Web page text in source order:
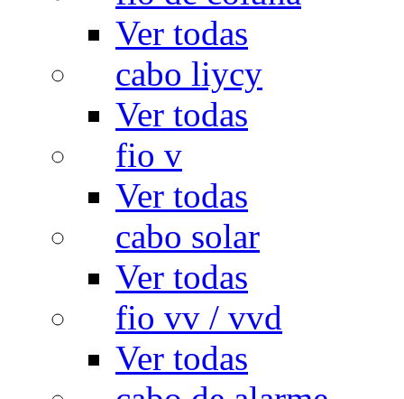
Ver todas
cabo liycy
Ver todas
fio v
Ver todas
cabo solar
Ver todas
fio vv / vvd
Ver todas